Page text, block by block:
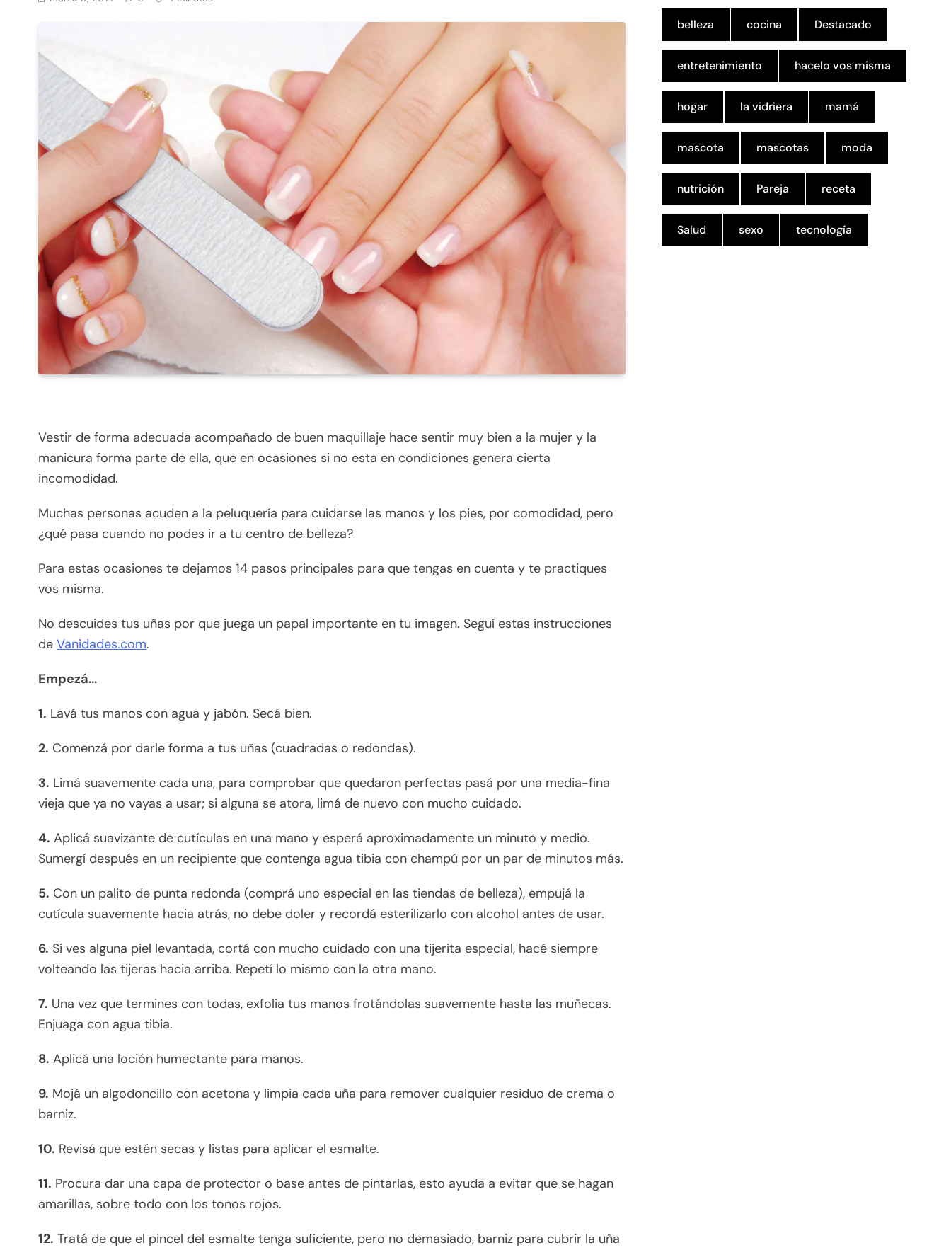
Vestir de forma adecuada acompañado de buen maquillaje hace sentir muy bien a la mujer y la
manicura forma parte de ella, que en ocasiones si no esta en condiciones genera cierta
incomodidad.
Muchas personas acuden a la peluquería para cuidarse las manos y los pies, por comodidad, pero
¿qué pasa cuando no podes ir a tu centro de belleza?
Para estas ocasiones te dejamos 14 pasos principales para que tengas en cuenta y te practiques
vos misma.
No descuides tus uñas por que juega un papal importante en tu imagen. Seguí estas instrucciones
de Vanidades.com.
Empezá…
1. Lavá tus manos con agua y jabón. Secá bien.
2. Comenzá por darle forma a tus uñas (cuadradas o redondas).
3. Limá suavemente cada una, para comprobar que quedaron perfectas pasá por una media-fina
vieja que ya no vayas a usar; si alguna se atora, limá de nuevo con mucho cuidado.
4. Aplicá suavizante de cutículas en una mano y esperá aproximadamente un minuto y medio.
Sumergí después en un recipiente que contenga agua tibia con champú por un par de minutos más.
5. Con un palito de punta redonda (comprá uno especial en las tiendas de belleza), empujá la
cutícula suavemente hacia atrás, no debe doler y recordá esterilizarlo con alcohol antes de usar.
6. Si ves alguna piel levantada, cortá con mucho cuidado con una tijerita especial, hacé siempre
volteando las tijeras hacia arriba. Repetí lo mismo con la otra mano.
7. Una vez que termines con todas, exfolia tus manos frotándolas suavemente hasta las muñecas.
Enjuaga con agua tibia.
8. Aplicá una loción humectante para manos.
9. Mojá un algodoncillo con acetona y limpia cada uña para remover cualquier residuo de crema o
barniz.
10. Revisá que estén secas y listas para aplicar el esmalte.
11. Procura dar una capa de protector o base antes de pintarlas, esto ayuda a evitar que se hagan
amarillas, sobre todo con los tonos rojos.
12. Tratá de que el pincel del esmalte tenga suficiente, pero no demasiado, barniz para cubrir la uña
belleza cocina Destacado
entretenimiento hacelo vos misma
hogar la vidriera mamá
mascota mascotas moda
nutrición Pareja receta
Salud sexo tecnología